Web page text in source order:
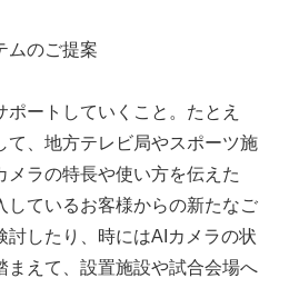
ムのご提案
ートしていくこと。たとえ
て、地方テレビ局やスポーツ施
メラの特長や使い方を伝えた
しているお客様からの新たなご
討したり、時にはAIカメラの状
まえて、設置施設や試合会場へ